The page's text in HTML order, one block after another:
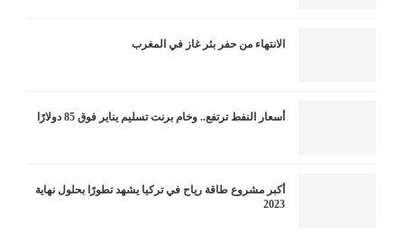
الانتهاء من حفر بئر غاز في المغرب
أسعار النفط ترتفع.. وخام برنت تسليم يناير فوق 85 دولارًا
أكبر مشروع طاقة رياح في تركيا يشهد تطورًا بحلول نهاية
2023